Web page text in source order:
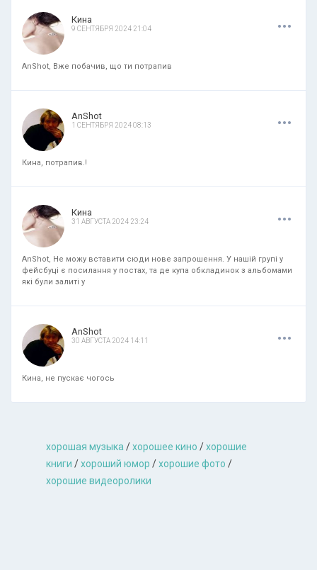
Кина
9 СЕНТЯБРЯ 2024 21:04 ...
AnShot, Вже побачив, що ти потрапив
AnShot
1 СЕНТЯБРЯ 2024 08:13 ...
Кина, потрапив.!
Кина
31 АВГУСТА 2024 23:24 ...
AnShot, Не можу вставити сюди нове запрошення. У нашій групі у
фейсбуці є посилання у постах, та де купа обкладинок з альбомами
які були залиті у
AnShot
30 АВГУСТА 2024 14:11 ...
Кина, не пускає чогось
хорошая музыкa /хорошее кино /хорошие
книги /хороший юмор /хорошие фото /
хорошие видеоролики